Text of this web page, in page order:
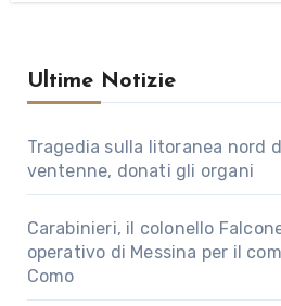
Ultime Notizie
Tragedia sulla litoranea nord
ventenne, donati gli organi
Carabinieri, il colonello
operativo di Messina per il
Como